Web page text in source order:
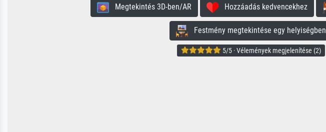
Megtekintés 3D-ben/AR Hozzáadás kedvencekhez
Festmény megtekintése egy helyiségben
5/5 · Vélemények megjelenítése (2)